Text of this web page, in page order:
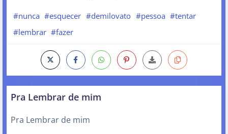
#nunca #esquecer #demilovato #pessoa #tentar
#lembrar #fazer
Pra Lembrar de mim
Pra Lembrar de mim